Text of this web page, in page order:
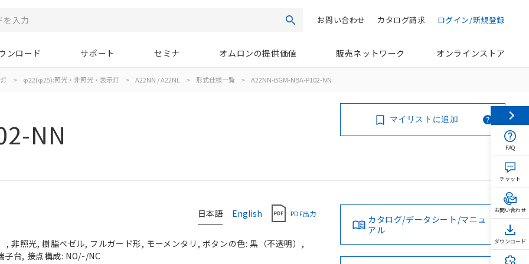
検索 ログイン/新規登録
カタログ請求
お問い合わせ
ンロード サポート セミナ オムロンの提供価値 販売ネットワーク オンラインストア
> φ22(φ25):照光・非照光・表示灯 > A22NN / A22NL > 形式仕様一覧 > A22NN-BGM-NBA-P102-NN
NN マイリストに追加
日本語 English PDF出力
非照光, 樹脂ベゼル, フルガード形, モーメンタリ, ボタンの色: 黒（不透明）,
子台, 接点構成: NO/-/NC
カタログ/データシート/マニュ
アル
FAQ
チャット
お問い合わせ
ダウンロード